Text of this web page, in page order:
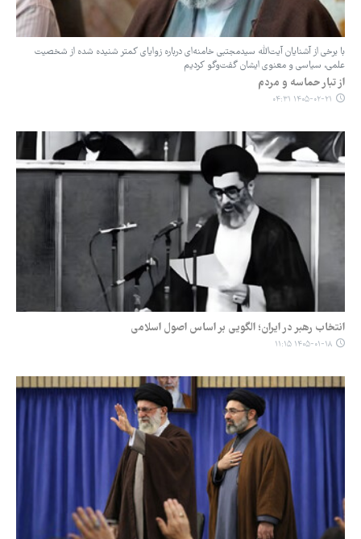
با برخی از آشنایان آیت‌الله سیدمجتبی خامنه‌ای درباره زوایای کمتر شنیده شده از شخصیت
علمی، سیاسی و معنوی ایشان گفت‌وگو کردیم
از تبار حماسه و مردم
۱۴۰۵-۰۲-۲۱ ۰۴:۳۱
انتخاب رهبر در ایران؛ الگویی بر اساس اصول اسلامی
۱۴۰۵-۰۱-۱۸ ۱۱:۱۵